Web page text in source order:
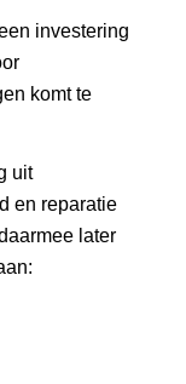
investering
komt te
uit
en reparatie
later